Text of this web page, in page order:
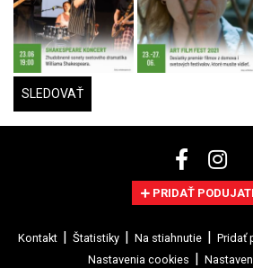
SLEDOVAŤ
PRIDAŤ
Kontakt Štatistiky Na stiahnutie Pridať
Nastavenia cookies